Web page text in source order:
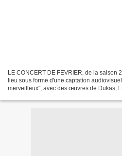
LE CONCERT DE FEVRIER, de la saison
lieu sous forme d'une captation
merveilleux", avec des œuvres de Dukas,